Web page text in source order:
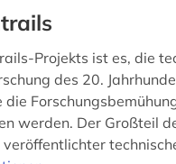
Projekts ist es, die
des 20.
die
werden. Der Großteil